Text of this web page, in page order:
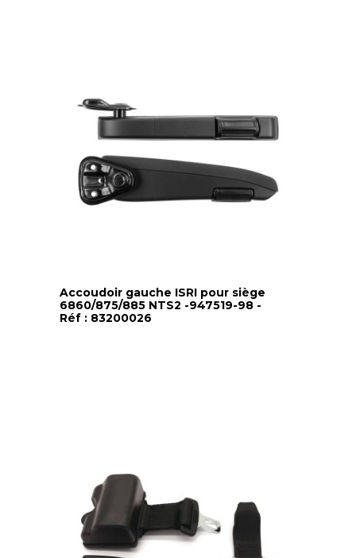
Accoudoir gauche ISRI pour siège
6860/875/885 NTS2 -947519-98 -
Réf : 83200026